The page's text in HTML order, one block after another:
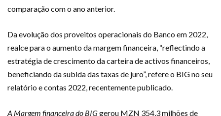
comparação com o ano anterior.
Da evolução dos proveitos operacionais do Banco em 2022,
realce para o aumento da margem financeira, “reflectindo a
estratégia de crescimento da carteira de activos financeiros,
beneficiando da subida das taxas de juro”, refere o BIG no seu
relatório e contas 2022, recentemente publicado.
A Margem financeira do BIGgerou MZN 354,3 milhões de